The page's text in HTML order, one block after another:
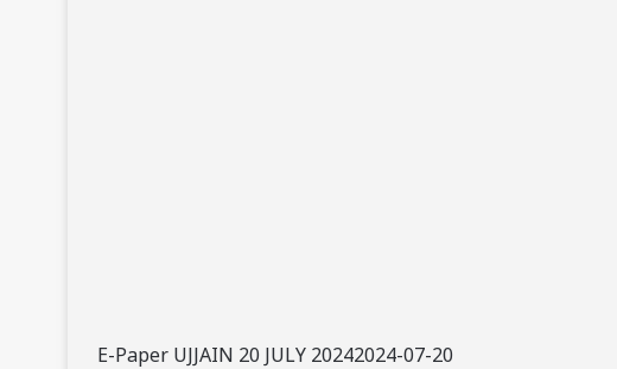
E-Paper UJJAIN 20 JULY 20242024-07-20